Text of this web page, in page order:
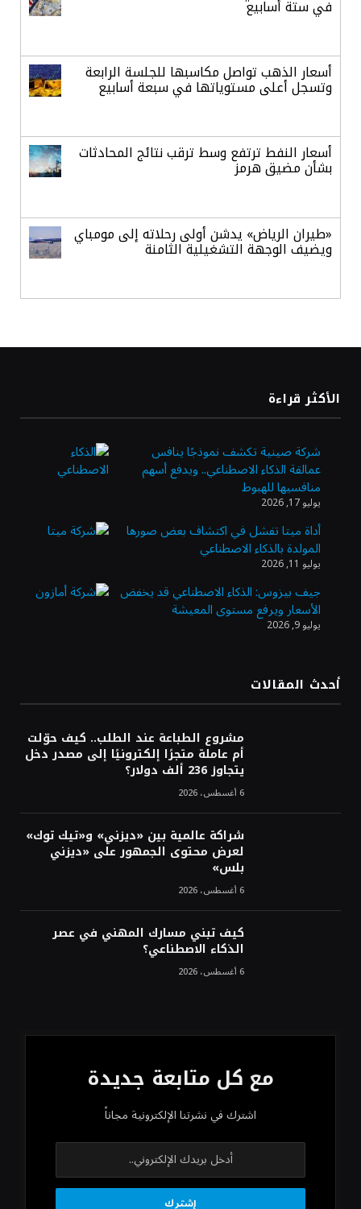
في ستة أسابيع
أسعار الذهب تواصل مكاسبها للجلسة الرابعة
وتسجل أعلى مستوياتها في سبعة أسابيع
أسعار النفط ترتفع وسط ترقب نتائج المحادثات
بشأن مضيق هرمز
«طيران الرياض» يدشن أولى رحلاته إلى مومباي
ويضيف الوجهة التشغيلية الثامنة
الاستثمارية
الذهب يسجل أعلى مستوى في أسبوعين بدعم
من تراجع الدولار
الدولار الأمريكي يتراجع قرب أدنى مستوياته
في ستة أسابيع وسط تفاؤل بشأن الشرق
الأوسط
أسعار النفط تواصل التراجع للجلسة الثالثة مع
ترقب تطورات الوساطة بشأن الحرب
مدعومًا بالبنوك والمواد الأساسية
الأكثر قراءة
شركة صينية تكشف نموذجًا ينافس
عمالقة الذكاء الاصطناعي.. ويدفع أسهم
منافسيها للهبوط
يوليو 17, 2026
أداة ميتا تفشل في اكتشاف بعض صورها
المولدة بالذكاء الاصطناعي
يوليو 11, 2026
جيف بيزوس: الذكاء الاصطناعي قد يخفض
الأسعار ويرفع مستوى المعيشة
يوليو 9, 2026
أحدث المقالات
مشروع الطباعة عند الطلب.. كيف حوّلت
أم عاملة متجرًا إلكترونيًا إلى مصدر دخل
يتجاوز 236 ألف دولار؟
6 أغسطس، 2026
شراكة عالمية بين «ديزني» و«تيك توك»
لعرض محتوى الجمهور على «ديزني
بلس»
6 أغسطس، 2026
كيف تبني مسارك المهني في عصر
الذكاء الاصطناعي؟
6 أغسطس، 2026
مع كل متابعة جديدة
اشترك في نشرتنا الإلكترونية مجاناً